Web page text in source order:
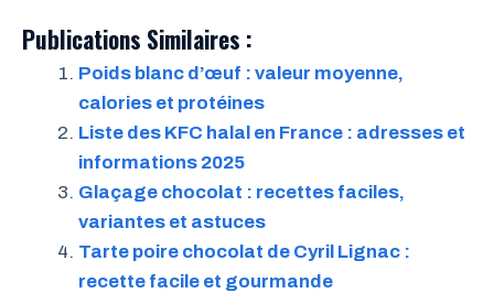
Publications Similaires :
Poids blanc d’œuf : valeur moyenne,
calories et protéines
Liste des KFC halal en France : adresses et
informations 2025
Glaçage chocolat : recettes faciles,
variantes et astuces
Tarte poire chocolat de Cyril Lignac :
recette facile et gourmande